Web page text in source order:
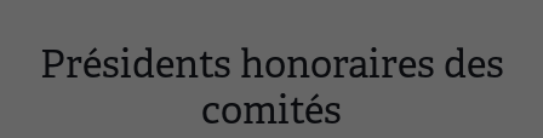
Présidents honoraires des
comités